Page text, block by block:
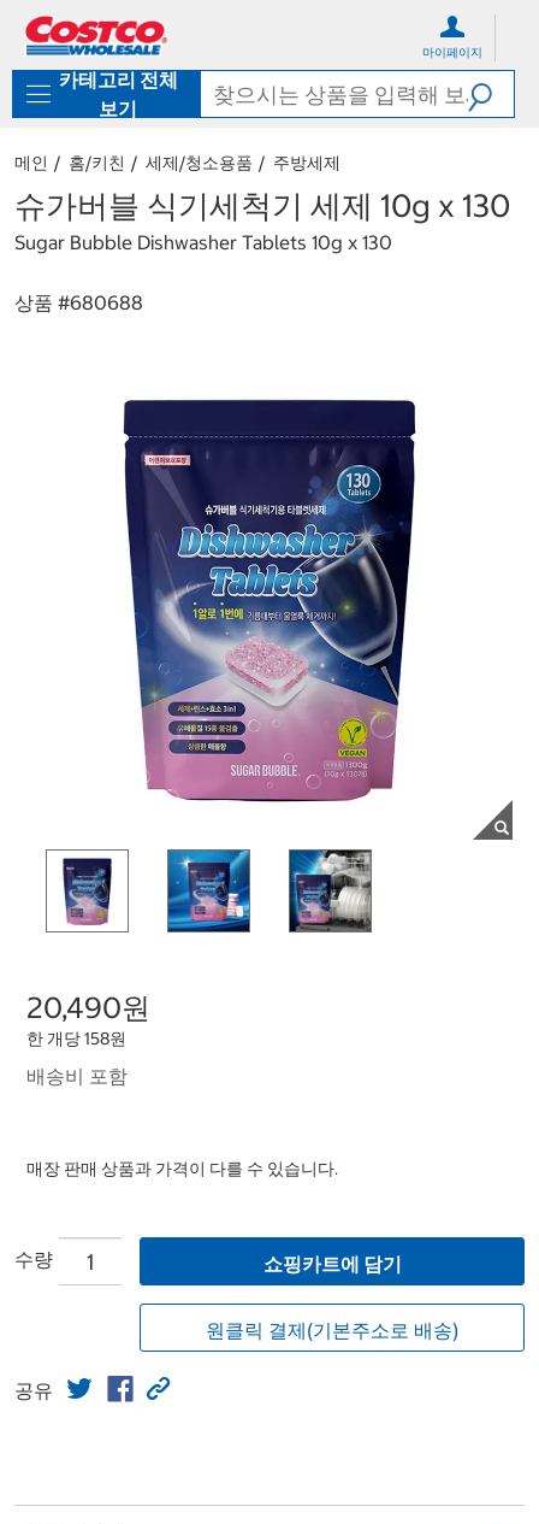
로
기
가
마이페이지
카테고리 전체
보기
메인 홈/키친 세제/청소용품 주방세제
슈가버블 식기세척기 세제 10g x 130
Sugar Bubble Dishwasher Tablets 10g x 130
상품 #680688
20,490원
한 개당 158원
배송비 포함
매장 판매 상품과 가격이 다를 수 있습니다.
수량 쇼핑카트에 담기
원클릭 결제(기본주소로 배송)
공유